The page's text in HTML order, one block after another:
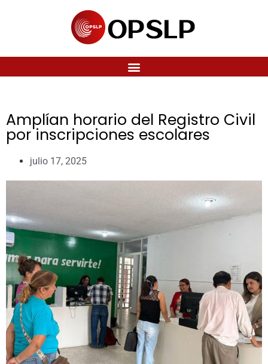
Amplían horario del Registro Civil
por inscripciones escolares
julio 17, 2025